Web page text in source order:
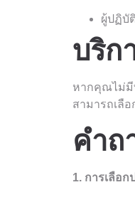
ผู้ปฏิบั
บริก
หากคุณไม่มี
สามารถเลื
คำถ
1. การเลือ